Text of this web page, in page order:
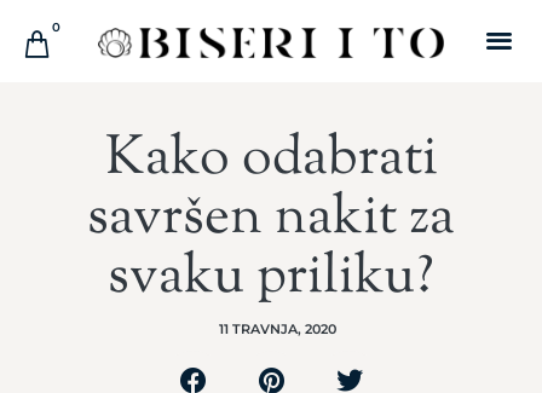
0
Kako odabrati
savršen nakit za
svaku priliku?
11 TRAVNJA, 2020